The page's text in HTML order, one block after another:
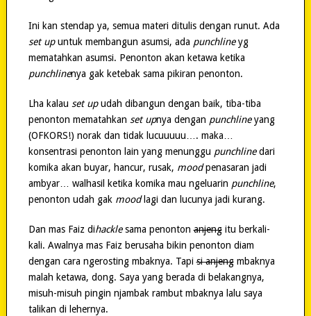
Ini kan stendap ya, semua materi ditulis dengan runut. Ada
set upuntuk membangun asumsi, ada punchlineyg
mematahkan asumsi. Penonton akan ketawa ketika
punchlinenya gak ketebak sama pikiran penonton.
Lha kalau set upudah dibangun dengan baik, tiba-tiba
penonton mematahkan set upnya dengan punchlineyang
(OFKORS!) norak dan tidak lucuuuuu…. maka…
konsentrasi penonton lain yang menunggu punchlinedari
komika akan buyar, hancur, rusak, moodpenasaran jadi
ambyar… walhasil ketika komika mau ngeluarin punchline,
penonton udah gak moodlagi dan lucunya jadi kurang.
Dan mas Faiz dihacklesama penontonanjengitu berkali-
kali. Awalnya mas Faiz berusaha bikin penonton diam
dengan cara ngerosting mbaknya. Tapisi anjengmbaknya
malah ketawa, dong. Saya yang berada di belakangnya,
misuh-misuh pingin njambak rambut mbaknya lalu saya
talikan di lehernya.